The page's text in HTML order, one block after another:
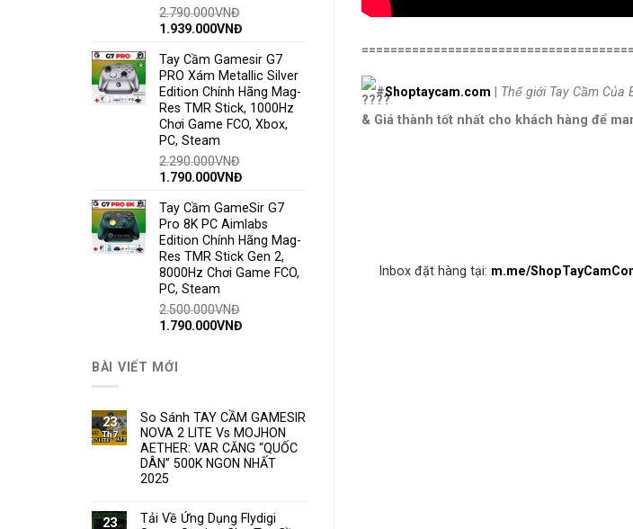
#Shoptaycam.com Thế giới Tay Cầm Của
& Giá thành tốt nhất cho khách hàng để
Inbox đặt hàng tại: m.me/
2.790.000VNĐ
1.939.000VNĐ
Tay Cầm Gamesir G7
PRO Xám Metallic Silver
Edition Chính Hãng Mag-
Res TMR Stick, 1000Hz
Chơi Game FCO, Xbox,
PC, Steam
2.290.000VNĐ
1.790.000VNĐ
Tay Cầm GameSir G7
Pro 8K PC Aimlabs
Edition Chính Hãng Mag-
Res TMR Stick Gen 2,
8000Hz Chơi Game FCO,
PC, Steam
2.500.000VNĐ
1.790.000VNĐ
BÀI VIẾT MỚI
23
Th7
So Sánh TAY CẦM GAMESIR
NOVA 2 LITE Vs MOJHON
AETHER: VAR CĂNG “QUỐC
DÂN” 500K NGON NHẤT
2025
23
Tải Về Ứng Dụng Flydigi